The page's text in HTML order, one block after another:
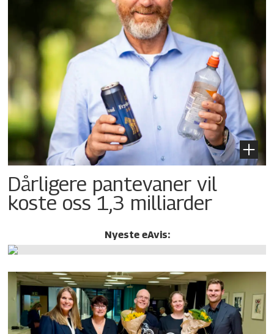
Dårligere pantevaner vil
koste oss 1,3 milliarder
Nyeste eAvis: